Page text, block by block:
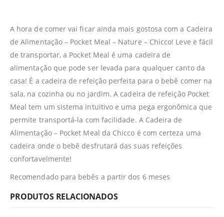
A hora de comer vai ficar ainda mais gostosa com a Cadeira
de Alimentação – Pocket Meal – Nature – Chicco! Leve e fácil
de transportar, a Pocket Meal é uma cadeira de
alimentação que pode ser levada para qualquer canto da
casa! É a cadeira de refeição perfeita para o bebê comer na
sala, na cozinha ou no jardim. A cadeira de refeição Pocket
Meal tem um sistema intuitivo e uma pega ergonômica que
permite transportá-la com facilidade. A Cadeira de
Alimentação – Pocket Meal da Chicco é com certeza uma
cadeira onde o bebê desfrutará das suas refeições
confortavelmente!
Recomendado para bebês a partir dos 6 meses
PRODUTOS RELACIONADOS